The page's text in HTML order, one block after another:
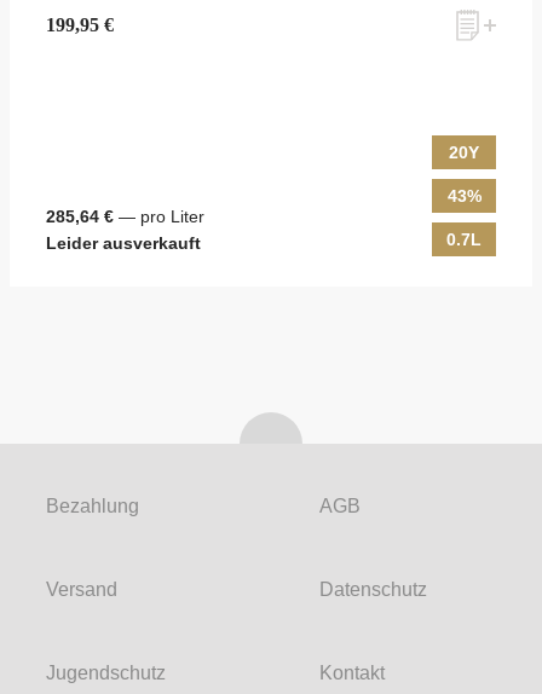
199,95 €
285,64 € — pro Liter
Leider ausverkauft
20Y
43%
0.7L
Bezahlung
Versand
AGB
Datenschutz
Jugendschutz Kontakt